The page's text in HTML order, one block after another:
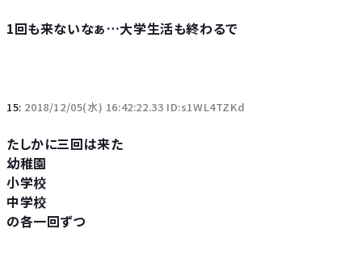
1回も来ないなぁ…大学生活も終わるで
15: 2018/12/05(水) 16:42:22.33 ID:s1WL4TZKd
たしかに三回は来た
幼稚園
小学校
中学校
の各一回ずつ